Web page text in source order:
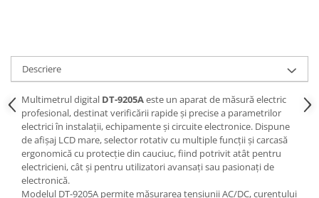
Trepied
Ventilator
Lanterne
Accesorii camping
Conetica si conexiuni
Descriere
Multimetrul digital DT-9205Aeste un aparat de măsură electric
profesional, destinat verificării rapide și precise a parametrilor
electrici în instalații, echipamente și circuite electronice. Dispune
de afișaj LCD mare, selector rotativ cu multiple funcții și carcasă
ergonomică cu protecție din cauciuc, fiind potrivit atât pentru
electricieni, cât și pentru utilizatori avansați sau pasionați de
electronică.
Modelul DT-9205A permite măsurarea tensiunii AC/DC, curentului